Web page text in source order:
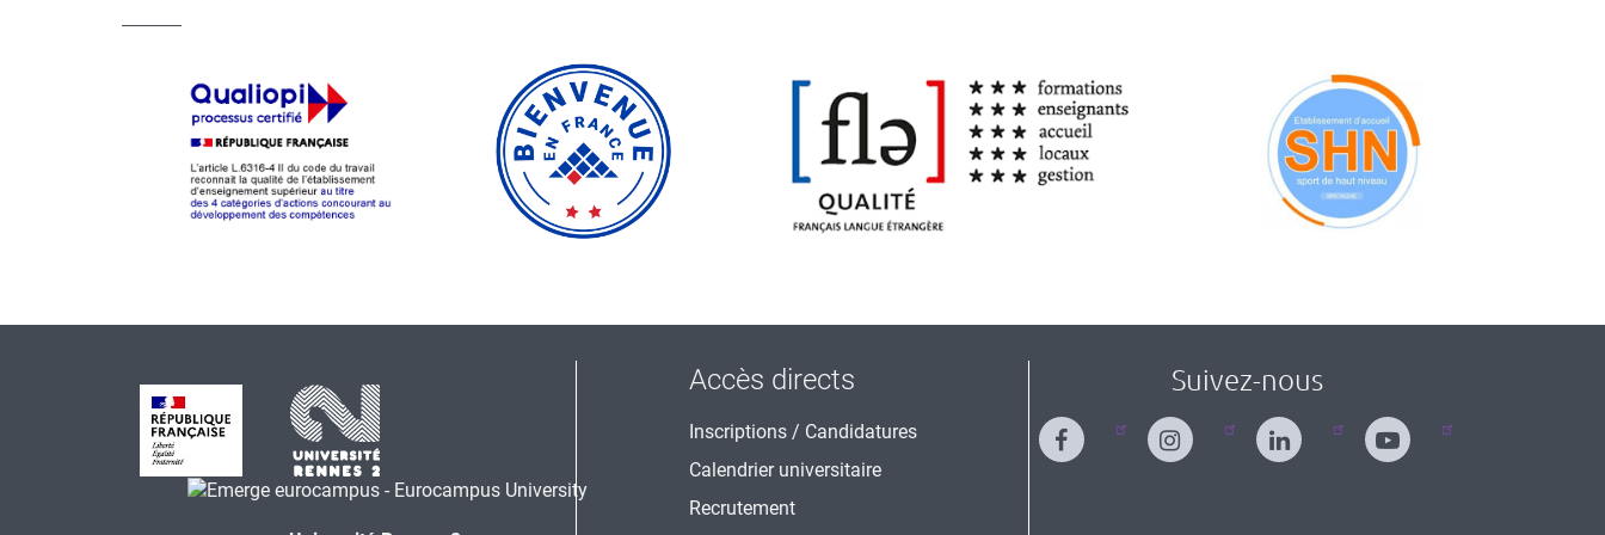
Accès directs
Inscriptions / Candidatures
Calendrier universitaire
Recrutement
Suivez-nous